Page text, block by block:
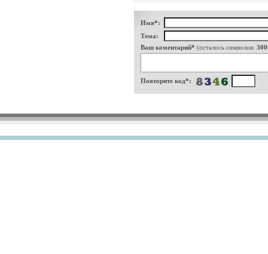
Имя*:
Тема:
Ваш коментарий* (осталось символов:
Повторите код*: